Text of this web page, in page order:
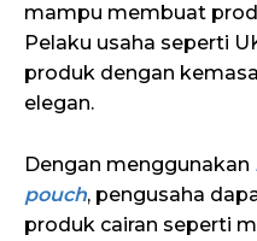
mampu membuat
Pelaku usaha seperti
produk dengan
elegan.
Dengan menggunakan
pouch, pengusaha
produk cairan seperti